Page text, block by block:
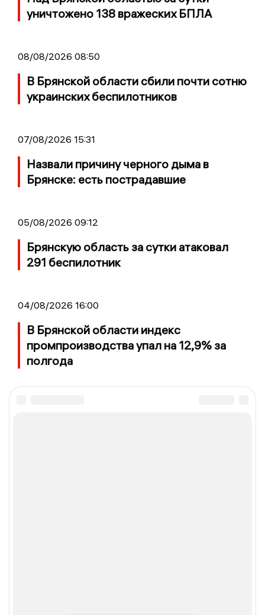
уничтожено 138 вражеских БПЛА
08/08/2026 08:50
В Брянской области сбили почти сотню
украинских беспилотников
07/08/2026 15:31
Назвали причину черного дыма в
Брянске: есть пострадавшие
05/08/2026 09:12
Брянскую область за сутки атаковал
291 беспилотник
04/08/2026 16:00
В Брянской области индекс
промпроизводства упал на 12,9% за
полгода